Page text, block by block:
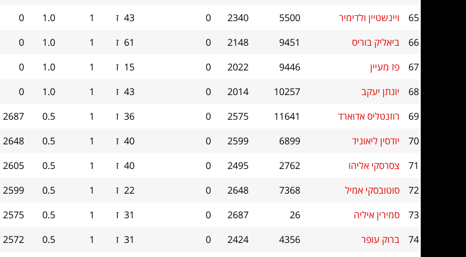
65
ויינשטיין ולדימיר 5500
2340
0
43 ז 1
1.0
0
66
ביאליק בוריס 9451
2148
0
61 ז 1
1.0
0
67
פז מעיין 9446
2022
0
15 ז 1
1.0
0
68
יונתן יעקב 10257
2014
0
43 ז 1
1.0
0
69
רוזנטליס אדוארד 11641
2575
0
36 ז 1
0.5
2687
70
יודסין ליאוניד 6899
2599
0
40 ז 1
0.5
2648
71
צסרסקי אליהו 2762
2495
0
40 ז 1
0.5
2605
72
סוטובסקי אמיל 7368
2648
0
22 ז 1
0.5
2599
73
סמירין איליה 26
2687
0
31 ז 1
0.5
2575
74
ברוק עופר 4356
2424
0
31 ז 1
0.5
2572